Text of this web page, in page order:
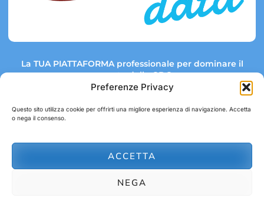
Preferenze Privacy
Questo sito utilizza cookie per offrirti una migliore esperienza di navigazione. Accetta
o nega il consenso.
ACCETTA
NEGA
La TUA PIATTAFORMA professionale per dominare il
mercato della GDO.
Link rapidi:
abbonamenti@gdodata.it